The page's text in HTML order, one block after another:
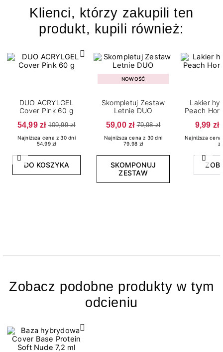
Klienci, którzy zakupili ten
produkt, kupili również:
Poprzedni
DUO ACRYLGEL
Cover Pink 60 g
54,99 zł 109,99 zł
Najniższa cena z 30 dni
54.99 zł
DO KOSZYKA
NOWOŚĆ
Skompletuj Zestaw
Letnie DUO
59,00 zł 79,98 zł
Najniższa cena z 30 dni
79.98 zł
SKOMPONUJ
ZESTAW
Lakier
Peach
9,99 zł
Najniższa
zł
Zobacz podobne produkty w tym
odcieniu